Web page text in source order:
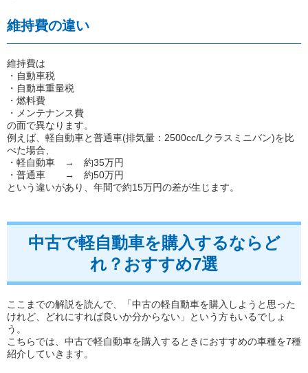
維持費の違い
維持費は
・自動車税
・自動車重量税
・燃料費
・メンテナンス費
の面で異なります。
例えば、軽自動車と普通車(排気量：2500cc/Lクラスミニバン)を比
べた場合、
・軽自動車 → 約35万円
・普通車 → 約50万円
という違いがあり、年間で約15万円の差が生じます。
中古で軽自動車を購入するならど
れ？おすすめ7選
ここまでの解説を読んで、「中古の軽自動車を購入しようと思った
けれど、どれにすれば良いか分からない」という方もいるでしょ
う。
こちらでは、中古で軽自動車を購入するときにおすすめの車種を7種
紹介していきます。